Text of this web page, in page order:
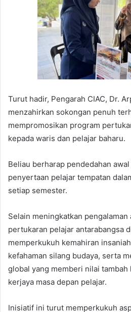
Turut hadir, Pengarah CIAC, Dr.
menzahirkan sokongan penuh
mempromosikan program
kepada waris dan pelajar baharu.
Beliau berharap pendedahan
penyertaan pelajar tempatan
setiap semester.
Selain meningkatkan pengalaman
pertukaran pelajar antarabangsa
memperkukuh kemahiran
kefahaman silang budaya, serta
global yang memberi nilai tambah
kerjaya masa depan pelajar.
Inisiatif ini turut memperkukuh